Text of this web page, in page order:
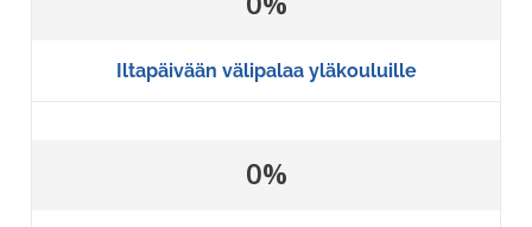
Iltapäivään välipalaa yläkouluille
0%